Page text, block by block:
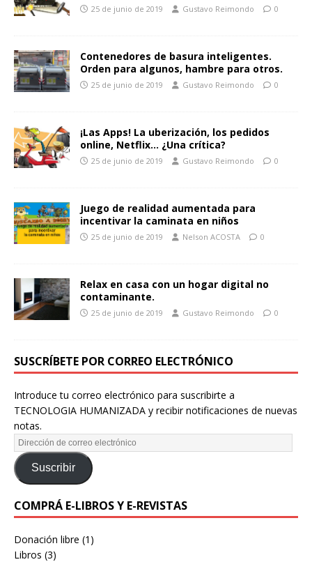
25 de junio de 2019 Gustavo Reimondo 0
Contenedores de basura inteligentes.
Orden para algunos, hambre para otros.
25 de junio de 2019 Gustavo Reimondo 0
¡Las Apps! La uberización, los pedidos
online, Netflix… ¿Una crítica?
25 de junio de 2019 Gustavo Reimondo 0
Juego de realidad aumentada para
incentivar la caminata en niños
25 de junio de 2019 Nelson ACOSTA 0
Relax en casa con un hogar digital no
contaminante.
25 de junio de 2019 Gustavo Reimondo 0
SUSCRÍBETE POR CORREO ELECTRÓNICO
Introduce tu correo electrónico para suscribirte a
TECNOLOGIA HUMANIZADA y recibir notificaciones de nuevas
notas.
Suscribir
COMPRÁ E-LIBROS Y E-REVISTAS
Donación libre (1)
Libros (3)